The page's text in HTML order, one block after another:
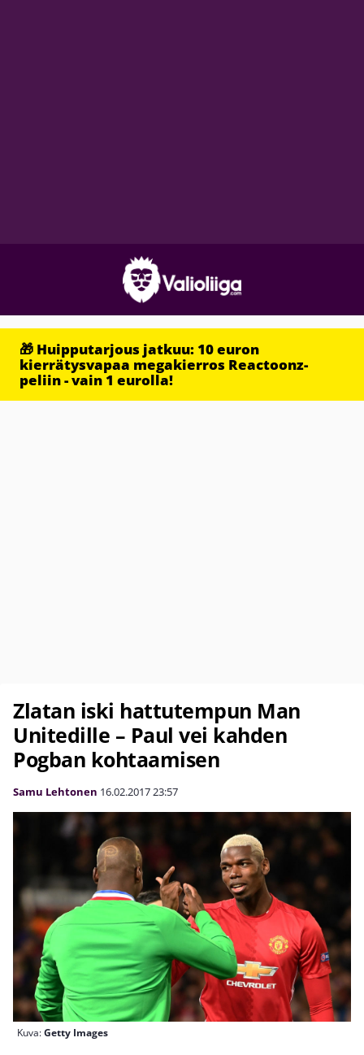
🎁 Huipputarjous jatkuu: 10 euron
kierrätysvapaa megakierros Reactoonz-
peliin - vain 1 eurolla!
Zlatan iski hattutempun Man
Unitedille – Paul vei kahden
Pogban kohtaamisen
Samu Lehtonen 16.02.201723:57
Kuva:Getty Images